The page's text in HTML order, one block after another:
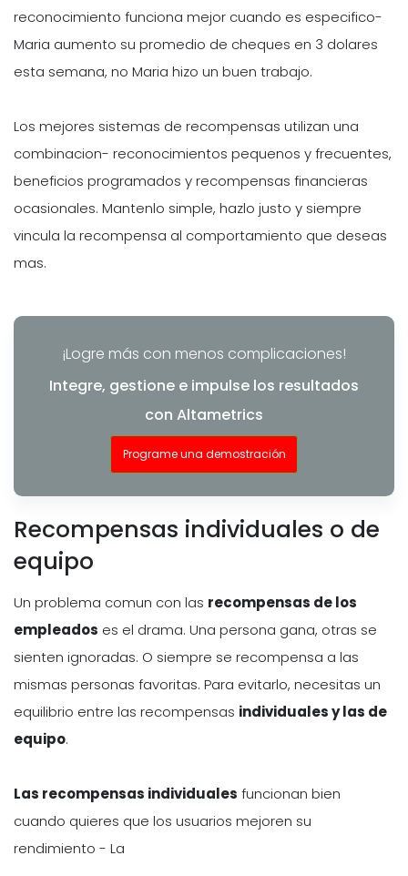
reconocimiento funciona mejor cuando es especifico-
Maria aumento su promedio de cheques en 3 dolares
esta semana, no Maria hizo un buen trabajo.
Los mejores sistemas de recompensas utilizan una
combinacion- reconocimientos pequenos y frecuentes,
beneficios programados y recompensas financieras
ocasionales. Mantenlo simple, hazlo justo y siempre
vincula la recompensa al comportamiento que deseas
mas.
¡Logre más con menos complicaciones!
Integre, gestione e impulse los resultados
con Altametrics
Programe una demostración
Recompensas individuales o de
equipo
Un problema comun con las recompensas de los
empleados es el drama. Una persona gana, otras se
sienten ignoradas. O siempre se recompensa a las
mismas personas favoritas. Para evitarlo, necesitas un
equilibrio entre las recompensas individuales y las de
equipo.
Las recompensas individuales funcionan bien
cuando quieres que los usuarios mejoren su
rendimiento - La